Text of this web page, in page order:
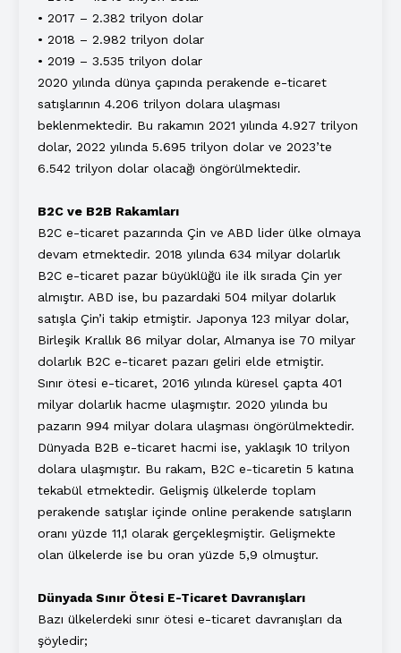
• 2017 – 2.382 trilyon dolar
• 2018 – 2.982 trilyon dolar
• 2019 – 3.535 trilyon dolar
2020 yılında dünya çapında perakende e-ticaret
satışlarının 4.206 trilyon dolara ulaşması
beklenmektedir. Bu rakamın 2021 yılında 4.927 trilyon
dolar, 2022 yılında 5.695 trilyon dolar ve 2023’te
6.542 trilyon dolar olacağı öngörülmektedir.
B2C ve B2B Rakamları
B2C e-ticaret pazarında Çin ve ABD lider ülke olmaya
devam etmektedir. 2018 yılında 634 milyar dolarlık
B2C e-ticaret pazar büyüklüğü ile ilk sırada Çin yer
almıştır. ABD ise, bu pazardaki 504 milyar dolarlık
satışla Çin’i takip etmiştir. Japonya 123 milyar dolar,
Birleşik Krallık 86 milyar dolar, Almanya ise 70 milyar
dolarlık B2C e-ticaret pazarı geliri elde etmiştir.
Sınır ötesi e-ticaret, 2016 yılında küresel çapta 401
milyar dolarlık hacme ulaşmıştır. 2020 yılında bu
pazarın 994 milyar dolara ulaşması öngörülmektedir.
Dünyada B2B e-ticaret hacmi ise, yaklaşık 10 trilyon
dolara ulaşmıştır. Bu rakam, B2C e-ticaretin 5 katına
tekabül etmektedir. Gelişmiş ülkelerde toplam
perakende satışlar içinde online perakende satışların
oranı yüzde 11,1 olarak gerçekleşmiştir. Gelişmekte
olan ülkelerde ise bu oran yüzde 5,9 olmuştur.
Dünyada Sınır Ötesi E-Ticaret Davranışları
Bazı ülkelerdeki sınır ötesi e-ticaret davranışları da
şöyledir;